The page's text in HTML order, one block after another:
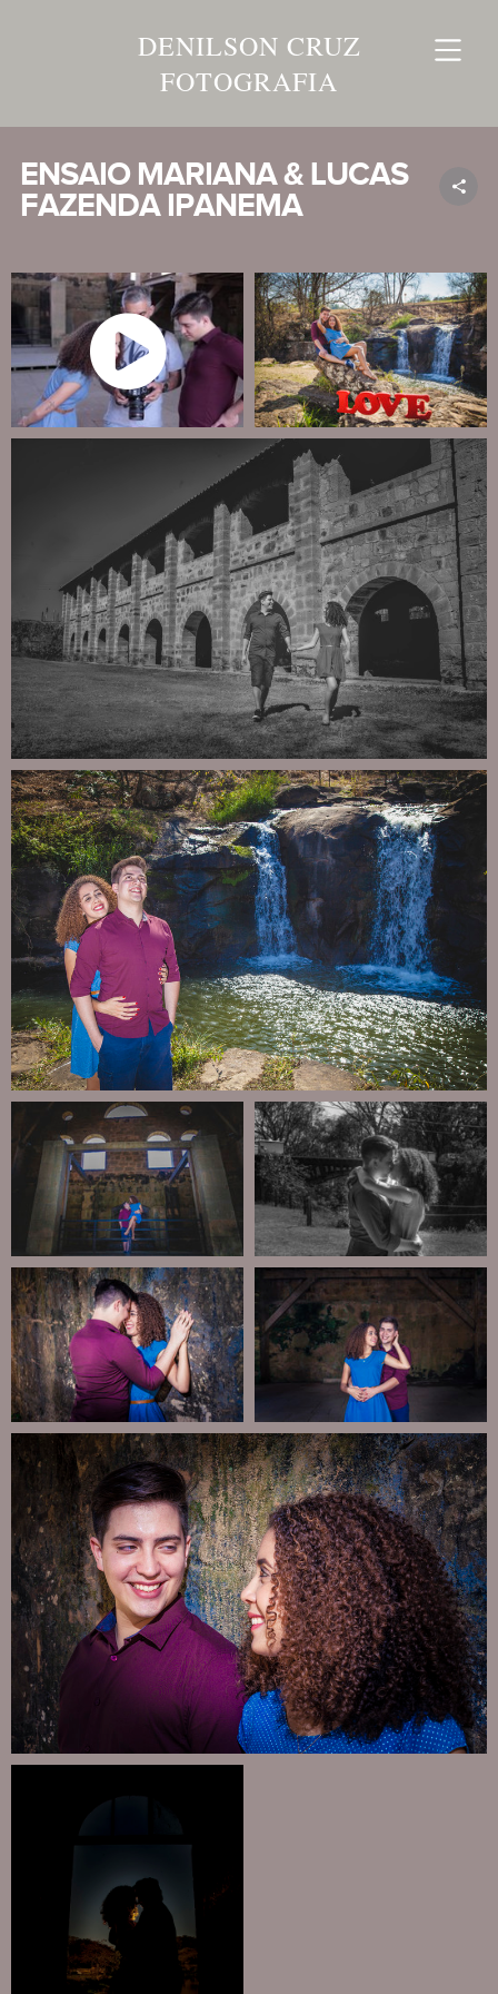
DENILSON CRUZ
FOTOGRAFIA
ENSAIO MARIANA & LUCAS
FAZENDA IPANEMA